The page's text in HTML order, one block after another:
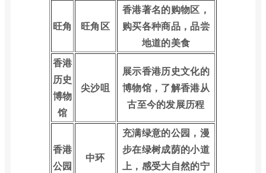
旺角 旺角区
香港著名的购物区，
购买各种商品，品尝
地道的美食
香港
历史
博物
馆
尖沙咀
展示香港历史文化的
博物馆，了解香港从
古至今的发展历程
香港
公园
中环
充满绿意的公园，漫
步在绿树成荫的小道
上，感受大自然的宁